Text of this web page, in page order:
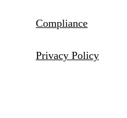
Compliance
Privacy Policy